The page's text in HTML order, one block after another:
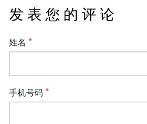
发 表 您 的 评 论
姓名
手机号码